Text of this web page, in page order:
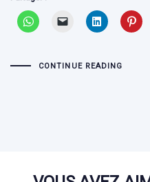
CONTINUE READING